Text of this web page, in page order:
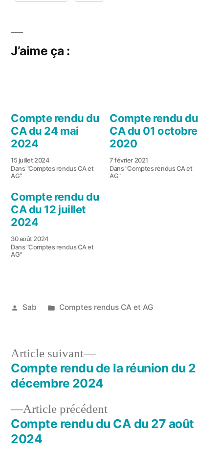
J’aime ça :
Compte rendu du
CA du 24 mai
2024
15 juillet 2024
Dans "Comptes rendus CA et
AG"
Compte rendu du
CA du 01 octobre
2020
7 février 2021
Dans "Comptes rendus CA et
AG"
Compte rendu du
CA du 12 juillet
2024
30 août 2024
Dans "Comptes rendus CA et
AG"
Publié
Sab
2025
Publié
Comptes rendus CA et AG
Navigation
l’article
Article précédentArticle
précédent :
Compte rendu du CA du 27 août
2024
Article suivant
Article
suivant :
Compte rendu de la réunion du 2
décembre 2024